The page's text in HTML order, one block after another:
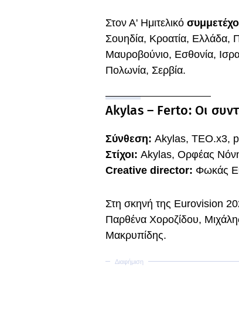
Στον Α' Ημιτελικό
Σουηδία, Κροατία, Ελλάδα,
Μαυροβούνιο, Εσθονία,
Πολωνία, Σερβία.
Akylas – Ferto: Οι
Σύνθεση: Akylas, TEO.x3,
Στίχοι: Akylas, Ορφέας
Creative director: Φωκάς
Στη σκηνή της Eurovision
Παρθένα Χοροζίδου,
Μακρυπίδης.